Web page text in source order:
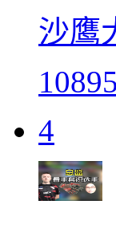
沙鹰
10895
4